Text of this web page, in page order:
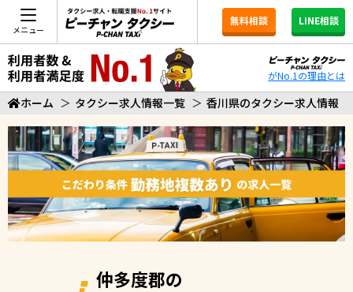
メニュー
無料相談 LINE相談
がNo.1の理由とは
ホーム ＞ タクシー求人情報一覧 ＞ 香川県のタクシー求人情報
仲多度郡の